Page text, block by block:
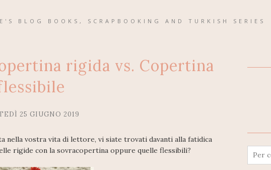
BLOG BOOKS, SCRAPBOOKING AND TURKISH SERIES
rigida vs. Copertina
25 GIUGNO 2019
nella vostra vita di lettore, vi siate trovati davanti alla fatidica
rigide con la sovracopertina oppure quelle flessibili?